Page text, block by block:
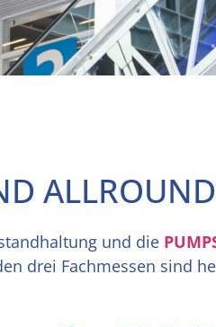
und die
drei Fachmessen sind